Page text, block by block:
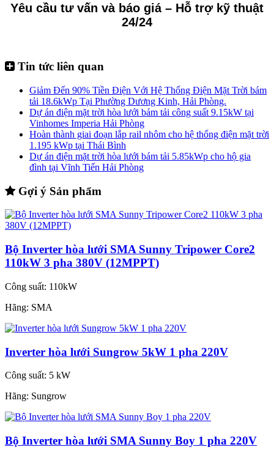
Yêu cầu tư vấn và báo giá – Hỗ trợ kỹ thuật
24/24
Tin tức liên quan
Giảm Đến 90% Tiền Điện Với Hệ Thống Điện Mặt Trời bám
tải 18.6kWp Tại Phường Dương Kinh, Hải Phòng.
Dự án điện mặt trời hòa lưới bám tải công suất 9.15kW tại
Vinhomes Imperia Hải Phòng
Hoàn thành giai đoạn lắp rail nhôm cho hệ thống điện mặt trời
1.195 kWp tại Thái Bình
Dự án điện mặt trời hòa lưới bám tải 5.85kWp cho hộ gia
đình tại Vĩnh Tiến Hải Phòng
Gợi ý Sản phẩm
Bộ Inverter hòa lưới SMA Sunny Tripower Core2
110kW 3 pha 380V (12MPPT)
Công suất: 110kW
Hãng: SMA
Inverter hòa lưới Sungrow 5kW 1 pha 220V
Công suất: 5 kW
Hãng: Sungrow
Bộ Inverter hòa lưới SMA Sunny Boy 1 pha 220V